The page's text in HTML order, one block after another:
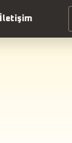
İletişim